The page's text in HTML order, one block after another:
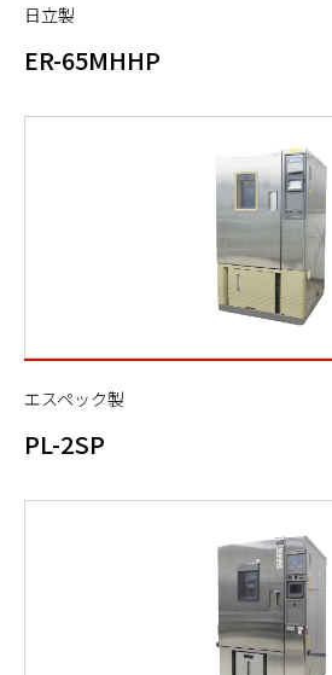
日立製
ER-65MHHP
エスペック製
PL-2SP